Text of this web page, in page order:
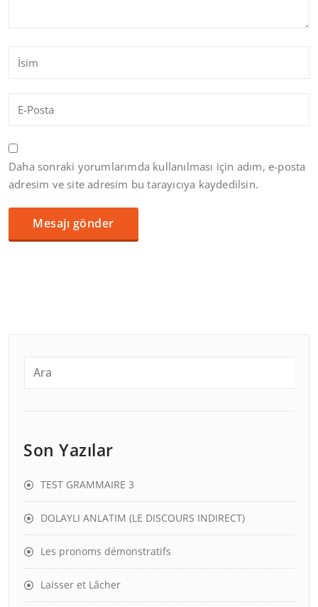
Daha sonraki yorumlarımda kullanılması için adım, e-posta
adresim ve site adresim bu tarayıcıya kaydedilsin.
Son Yazılar
TEST GRAMMAIRE 3
DOLAYLI ANLATIM (LE DISCOURS INDIRECT)
Les pronoms démonstratifs
Laisser et Lâcher